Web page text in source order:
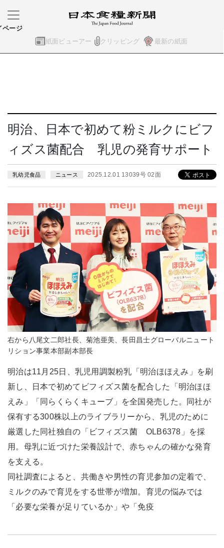
紙面ビューアー クリッピング 最新の紙面
ページ
明治、日本で初めて粉ミルクにビフ
ィズス菌配合 乳児の発育サポート
乳幼児食品 ニュース 2025.12.01 13039号 02面
右から八尾文二郎社長、菊池亜美、長田昌士グローバルニュート
リション事業本部副本部長
明治は11月25日、乳児用調製粉乳「明治ほほえみ」を刷
新し、日本で初めてビフィズス菌を配合した「明治ほほ
えみ」「同らくらくキューブ」を全国発売した。同社が
保有する300株以上のライブラリーから、乳児のために
厳選した同社独自の「ビフィズス菌 OLB6378」を採
用。母乳に近づけた栄養設計で、赤ちゃんの確かな発育
を支える。
同社調査によると、共働きや男性の育児参加の定着で、
ミルクのみで育児をする世帯が増加。育児の悩みでは
「必要な栄養が足りているか」や「免疫